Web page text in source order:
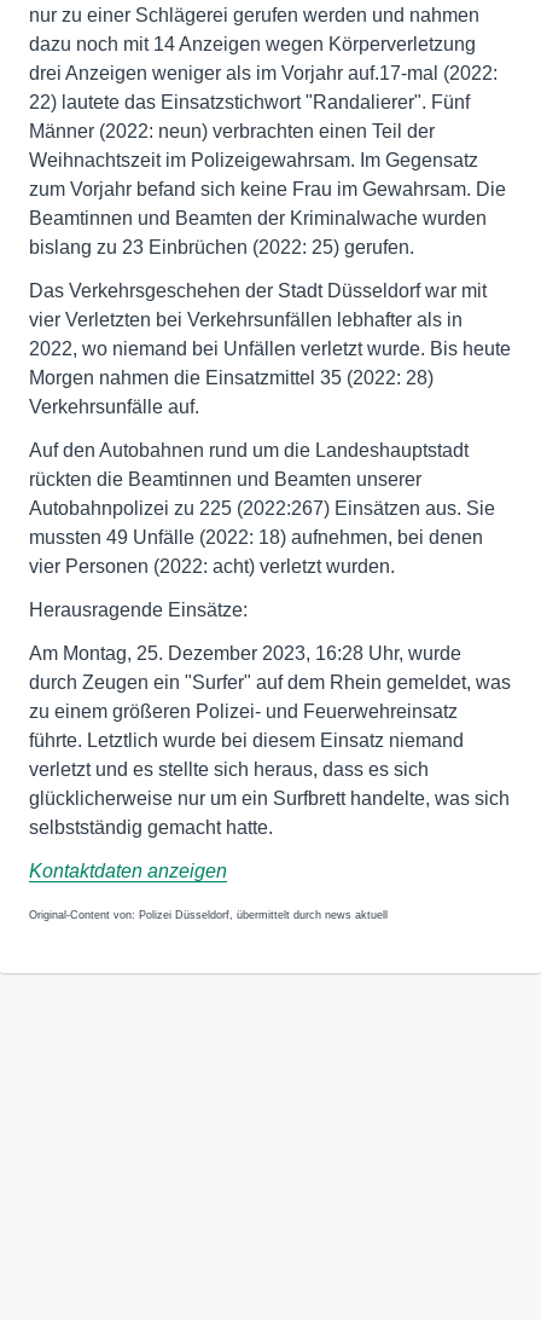
nur zu einer Schlägerei gerufen werden und nahmen
dazu noch mit 14 Anzeigen wegen Körperverletzung
drei Anzeigen weniger als im Vorjahr auf.17-mal (2022:
22) lautete das Einsatzstichwort "Randalierer". Fünf
Männer (2022: neun) verbrachten einen Teil der
Weihnachtszeit im Polizeigewahrsam. Im Gegensatz
zum Vorjahr befand sich keine Frau im Gewahrsam. Die
Beamtinnen und Beamten der Kriminalwache wurden
bislang zu 23 Einbrüchen (2022: 25) gerufen.
Das Verkehrsgeschehen der Stadt Düsseldorf war mit
vier Verletzten bei Verkehrsunfällen lebhafter als in
2022, wo niemand bei Unfällen verletzt wurde. Bis heute
Morgen nahmen die Einsatzmittel 35 (2022: 28)
Verkehrsunfälle auf.
Auf den Autobahnen rund um die Landeshauptstadt
rückten die Beamtinnen und Beamten unserer
Autobahnpolizei zu 225 (2022:267) Einsätzen aus. Sie
mussten 49 Unfälle (2022: 18) aufnehmen, bei denen
vier Personen (2022: acht) verletzt wurden.
Herausragende Einsätze:
Am Montag, 25. Dezember 2023, 16:28 Uhr, wurde
durch Zeugen ein "Surfer" auf dem Rhein gemeldet, was
zu einem größeren Polizei- und Feuerwehreinsatz
führte. Letztlich wurde bei diesem Einsatz niemand
verletzt und es stellte sich heraus, dass es sich
glücklicherweise nur um ein Surfbrett handelte, was sich
selbstständig gemacht hatte.
Kontaktdaten anzeigen
Original-Content von: Polizei Düsseldorf, übermittelt durch news aktuell